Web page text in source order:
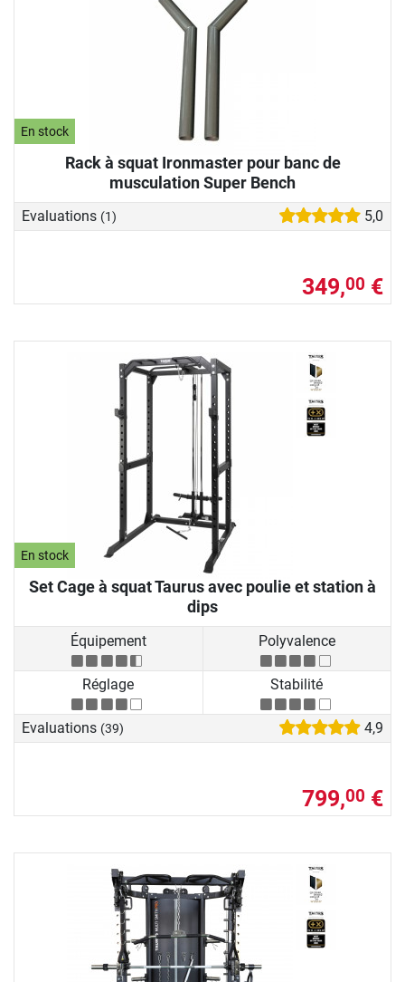
En stock
Rack à squat Ironmaster pour banc de
musculation Super Bench
Evaluations (1) 5,0
349,00 €
En stock
Set Cage à squat Taurus avec poulie et station à
dips
Équipement Polyvalence
Réglage Stabilité
Evaluations (39) 4,9
799,00 €